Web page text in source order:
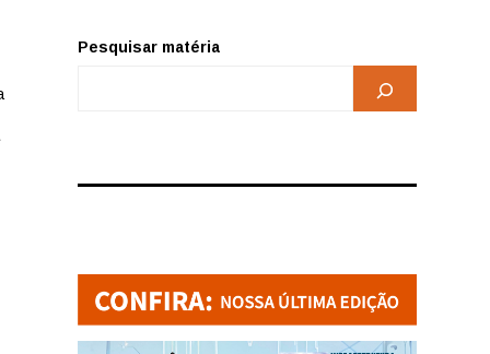
Pesquisar matéria